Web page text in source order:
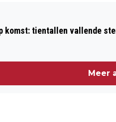
NA UITSPRAAK
komst: tientallen vallende
Meer